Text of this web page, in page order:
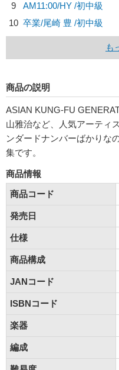
9
AM11:00/HY /初中級
10 卒業/尾崎 豊 /初中級
も
商品の説明
ASIAN KUNG-FU
山雅治など、人気アーティ
ンダードナンバーばかりな
集です。
商品情報
商品コード
発売日
仕様
商品構成
JANコード
ISBNコード
楽器
編成